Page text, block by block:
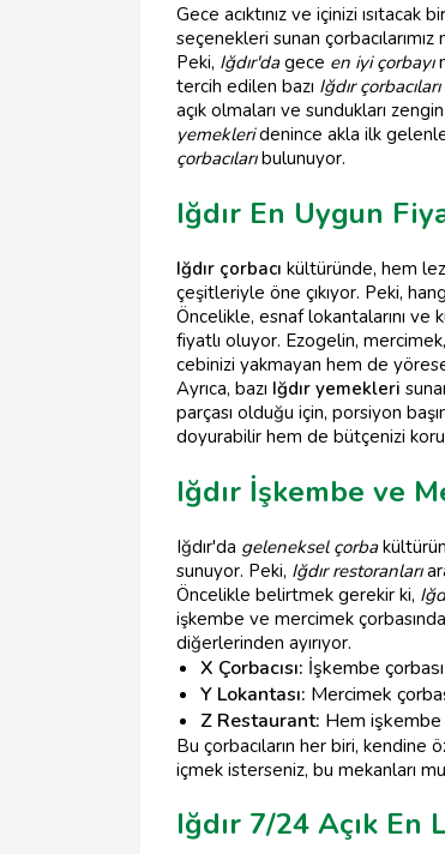
Gece acıktınız ve içinizi
seçenekleri sunan
Peki, Iğdır'dagece en iyi çorbayı
tercih edilen bazı Iğdır çorbacıları
açık olmaları ve sundukları zengin
yemekleridenince akla ilk
çorbacılarıbulunuyor.
Iğdır En Uygun
Iğdır çorbacı kültüründe, hem
çeşitleriyle öne çıkıyor. Peki,
Öncelikle, esnaf lokantalarını
fiyatlı oluyor. Ezogelin,
cebinizi yakmayan hem de
Ayrıca, bazı Iğdır yemekleri
parçası olduğu için, porsiyon
doyurabilir hem de bütçenizi
Iğdır İşkembe ve
Iğdır'da geleneksel çorba
sunuyor. Peki, Iğdır restoranları
Öncelikle belirtmek gerekir ki,
işkembe ve mercimek
diğerlerinden ayırıyor.
X Çorbacısı: İşkembe
Y Lokantası: Mercimek
Z Restaurant: Hem işkembe
Bu çorbacıların her biri, kendine
içmek isterseniz, bu mekanları
Iğdır 7/24 Açık En